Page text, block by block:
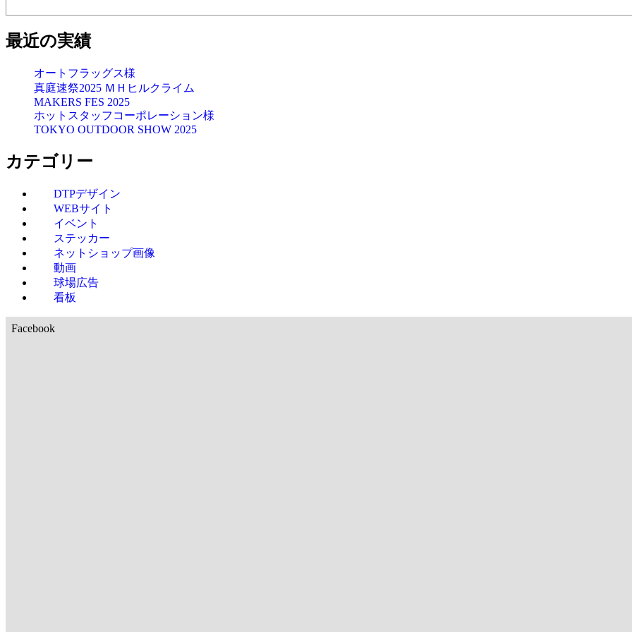
最近の実績
オートフラッグス様
真庭速祭2025 ＭＨヒルクライム
MAKERS FES 2025
ホットスタッフコーポレーション様
TOKYO OUTDOOR SHOW 2025
カテゴリー
DTPデザイン
WEBサイト
イベント
ステッカー
ネットショップ画像
動画
球場広告
看板
Facebook